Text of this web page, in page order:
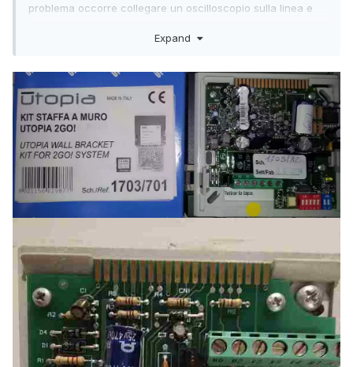
problema occorre collegare un oscilloscopio sulla linea e
Non ho capito cosa sia il gateway Digivoice e che funzione
Dalla staffa 1703/702, sul pettine che collega il monitor ci
sono i segnali idonei per gestire un citofono 4+n e volendo
anche il video composito con relativa tensione per
l’accensione del monitor.
Expand